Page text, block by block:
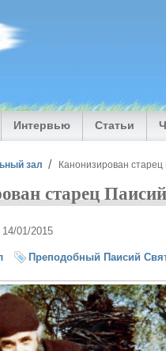
Интервью Статьи
зал Канонизирован
старец
01/2015
Преподобный Паисий